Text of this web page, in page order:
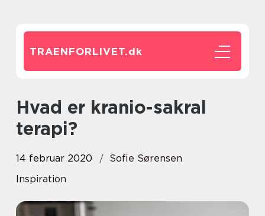
TRAENFORLIVET.dk
Hvad er kranio-sakral
terapi?
14 februar 2020
Sofie Sørensen
Inspiration